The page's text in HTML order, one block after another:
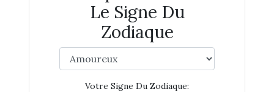
Le Signe Du
Zodiaque
Votre Signe Du Zodiaque: